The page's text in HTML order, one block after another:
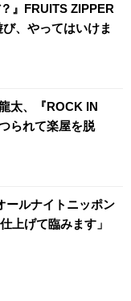
』FRUITS ZIPPER
、やってはいけま
太、『ROCK IN
られて楽屋を脱
ールナイトニッポン
上げて臨みます」